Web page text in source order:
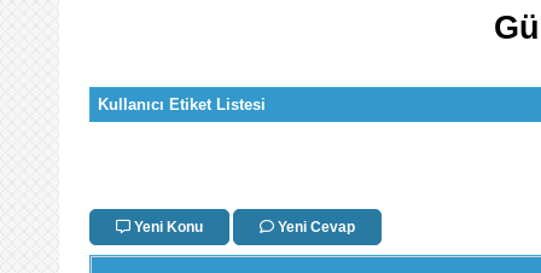
Kullanıcı Etiket Listesi
Yeni Konu Yeni Cevap